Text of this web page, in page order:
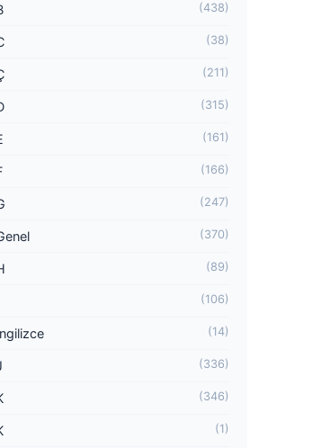
(438)
(38)
(211)
(315)
(161)
(166)
(247)
(370)
(89)
(106)
(14)
(336)
(346)
(1)